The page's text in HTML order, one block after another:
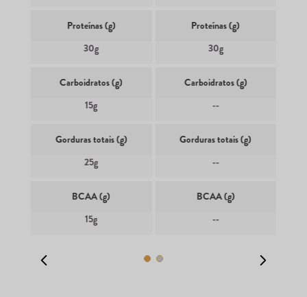
Proteínas (g)
30g
Carboidratos (g)
15g
Gorduras totais (g)
25g
BCAA (g)
15g
Proteínas (g)
30g
Carboidratos (g)
--
Gorduras totais (g)
--
BCAA (g)
--